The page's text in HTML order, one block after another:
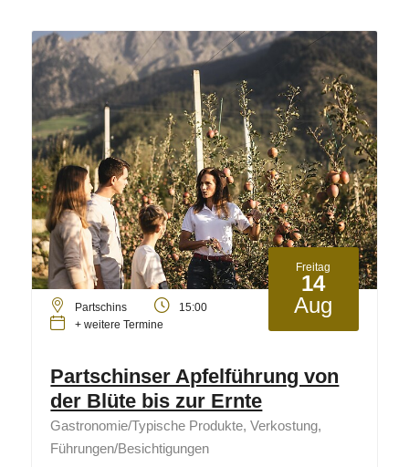
Freitag
14
Aug
Partschins
15:00
+ weitere Termine
Partschinser Apfelführung von
der Blüte bis zur Ernte
Gastronomie/Typische Produkte, Verkostung,
Führungen/Besichtigungen